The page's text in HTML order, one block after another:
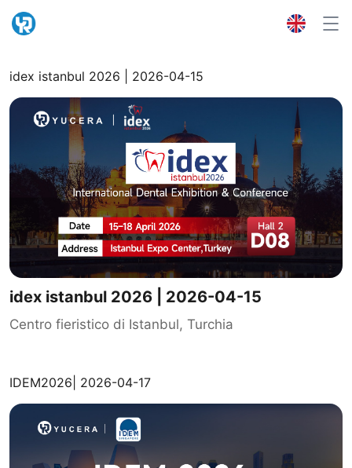
idex istanbul 2026 | 2026-04-15
idex istanbul 2026 | 2026-04-15
Centro fieristico di Istanbul, Turchia
IDEM2026| 2026-04-17